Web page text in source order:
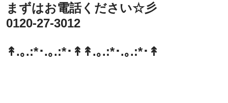
まずはお電話ください☆彡
0120-27-3012
↟.｡.:*･.｡.:*･↟ ↟.｡.:*･.｡.:*･↟